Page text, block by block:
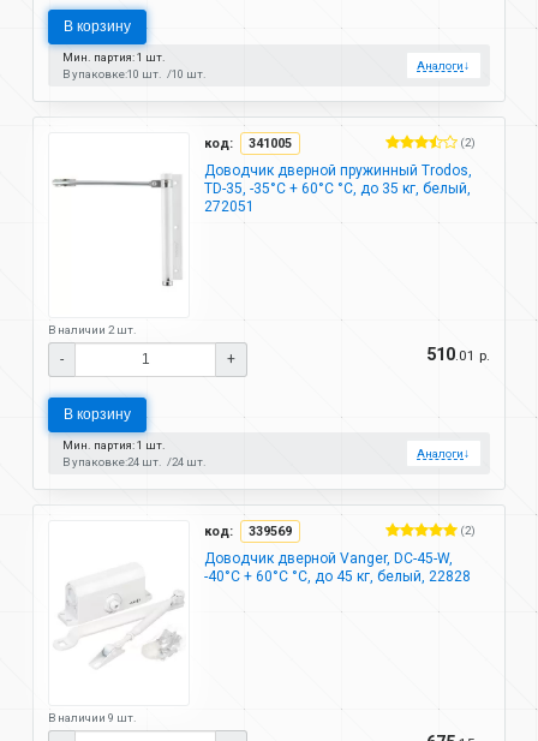
В корзину
Мин. партия: 1 шт.
В упаковке:10 шт. 10 шт.
Аналоги↓
код: 341005 (2)
Доводчик дверной пружинный Trodos,
TD-35, -35°C + 60°C °C, до 35 кг, белый,
272051
В наличии 2 шт.
- + 510 .01 р.
В корзину
Мин. партия: 1 шт.
В упаковке:24 шт. 24 шт.
Аналоги↓
код: 339569 (2)
Доводчик дверной Vanger, DC-45-W,
-40°C + 60°C °C, до 45 кг, белый, 22828
В наличии 9 шт.